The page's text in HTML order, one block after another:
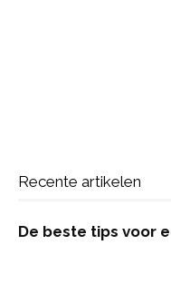
Recente artikelen
De beste tips voor